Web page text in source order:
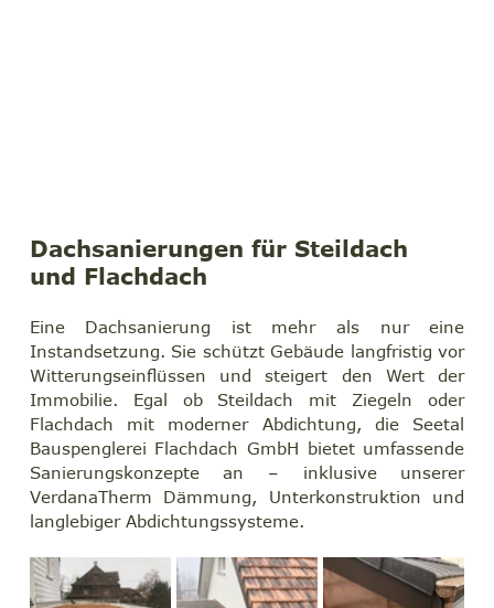
Dachsanierungen für Steildach
und Flachdach
Eine Dachsanierung ist mehr als nur eine
Instandsetzung. Sie schützt Gebäude langfristig vor
Witterungseinflüssen und steigert den Wert der
Immobilie. Egal ob Steildach mit Ziegeln oder
Flachdach mit moderner Abdichtung, die Seetal
Bauspenglerei Flachdach GmbH bietet umfassende
Sanierungskonzepte an – inklusive unserer
VerdanaTherm Dämmung, Unterkonstruktion und
langlebiger Abdichtungssysteme.